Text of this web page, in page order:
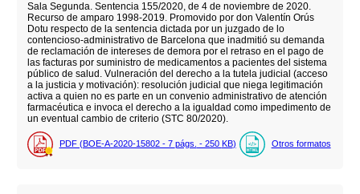
Sala Segunda. Sentencia 155/2020, de 4 de noviembre de 2020.
Recurso de amparo 1998-2019. Promovido por don Valentín Orús
Dotu respecto de la sentencia dictada por un juzgado de lo
contencioso-administrativo de Barcelona que inadmitió su demanda
de reclamación de intereses de demora por el retraso en el pago de
las facturas por suministro de medicamentos a pacientes del sistema
público de salud. Vulneración del derecho a la tutela judicial (acceso
a la justicia y motivación): resolución judicial que niega legitimación
activa a quien no es parte en un convenio administrativo de atención
farmacéutica e invoca el derecho a la igualdad como impedimento de
un eventual cambio de criterio (STC 80/2020).
PDF (BOE-A-2020-15802 - 7 págs. - 250 KB) Otros formatos